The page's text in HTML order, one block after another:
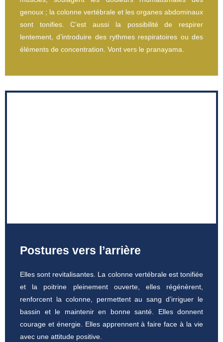
genoux ; la colonne vertébrale et les organes abdominaux
sont tonifies. C’est aussi la possibilité de respirer
lentement, d’introduire des rythmes respiratoires ou des
éléments de concentration. Vont vers le pranayama.
Postures vers l’arrière
Elles sont revitalisantes. La colonne vertébrale est tonifiée
et la poitrine pleinement ouverte, elles régénèrent,
renforcent la colonne, permettent au sang d’irriguer le
bassin et le maintenir en bonne santé. Elles donnent
courage et énergie. Elles apprennent à faire face à la vie
avec une attitude positive.